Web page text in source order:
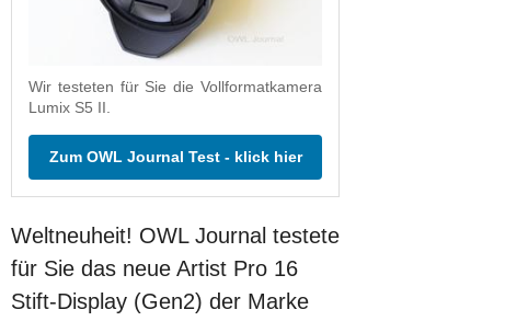
Wir testeten für Sie die Vollformatkamera
Lumix S5 II.
Zum OWL Journal Test - klick hier
Weltneuheit! OWL Journal testete
für Sie das neue Artist Pro 16
Stift-Display (Gen2) der Marke